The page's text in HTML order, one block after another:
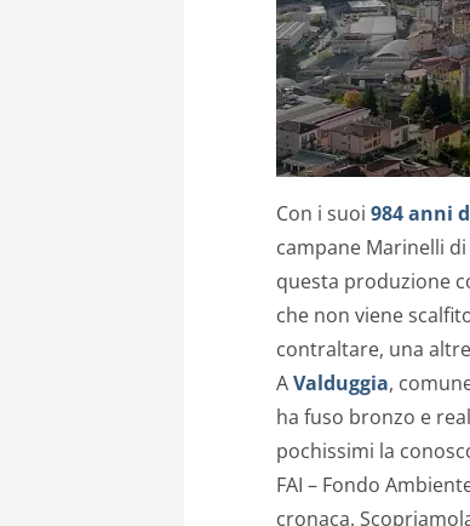
Con i suoi 984 anni
campane Marinelli di
questa produzione
che non viene
contraltare, una
AValduggia,
ha fuso bronzo e
pochissimi la
FAI – Fondo
cronaca.